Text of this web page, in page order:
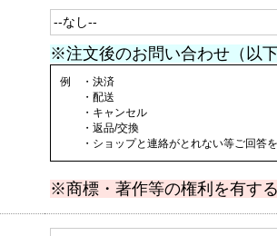
※注文後のお問い合わせ（以
例 ・決済
・配送
・キャンセル
・返品/交換
・ショップと連絡がとれない等ご回答
※商標・著作等の権利を有す